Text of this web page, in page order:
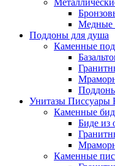
Медные
Поддоны для душа
Каменные
Унитазы Писсуары
Каменные
Биде из
Каменные